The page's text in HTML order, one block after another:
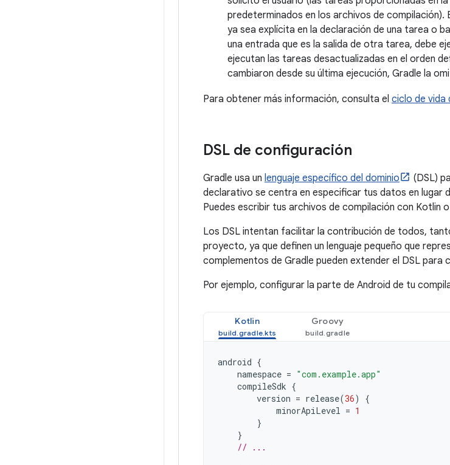
predeterminados en los archivos de
ya sea explícita en la declaración de una tarea o
una entrada que es la salida de otra tarea, debe
ejecutan las tareas desactualizadas en el orden
cambiaron desde su última ejecución, Gradle la
Para obtener más información, consulta el ciclo de vida
DSL de configuración
Gradle usa un lenguaje específico del dominio
(DSL)
declarativo se centra en especificar tus datos en lugar
Puedes escribir tus archivos de compilación con Kotlin
Los DSL intentan facilitar la contribución de todos,
proyecto, ya que definen un lenguaje pequeño que
complementos de Gradle pueden extender el DSL
Por ejemplo, configurar la parte de Android de tu
Kotlin Groovy
android {
namespace = "com.example.app"
compileSdk {
version = release(36)
{
minorApiLevel = 1
}
}
// ...